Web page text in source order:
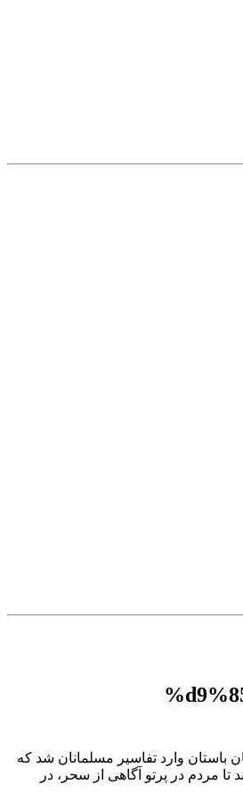
باستان وارد تفاسیر مسلمانان شد که
مردم در پرتو آگاهى از سحر، در